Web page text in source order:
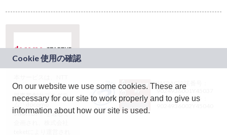
ドコモグループの新
規事業創出プログラ
ム「docomo
STARTUP」を通じて
JASRAC許諾番号：
9024936001Y45037
JASRAC許諾番号：
On our website we use some cookies. These are
necessary for our site to work properly and to give us
information about how our site is used.